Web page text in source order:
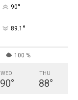
90°
89.1 °
100 %
WED
90°
THU
88°